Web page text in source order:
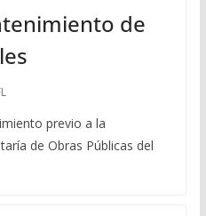
de
previo a la
de Obras Públicas del